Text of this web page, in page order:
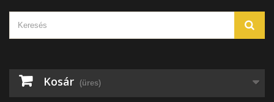
Kosár (üres)